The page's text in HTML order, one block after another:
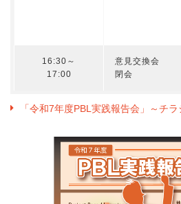
16:30～
17:00
意見交換会
閉会
「令和7年度PBL実践報告会」～チラ